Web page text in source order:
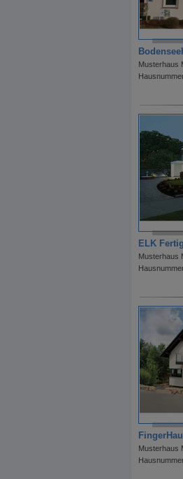
Musterhaus
ELK
Musterhaus
Musterhaus